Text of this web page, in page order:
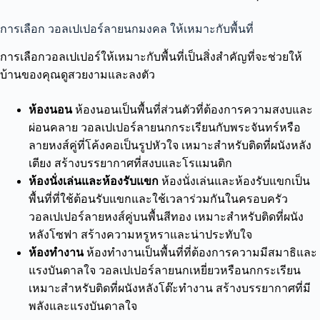
การเลือก วอลเปเปอร์ลายนกมงคล ให้เหมาะกับพื้นที่
การเลือกวอลเปเปอร์ให้เหมาะกับพื้นที่เป็นสิ่งสำคัญที่จะช่วยให้
บ้านของคุณดูสวยงามและลงตัว
ห้องนอนห้องนอนเป็นพื้นที่ส่วนตัวที่ต้องการความสงบและ
ผ่อนคลาย วอลเปเปอร์ลายนกกระเรียนกับพระจันทร์หรือ
ลายหงส์คู่ที่โค้งคอเป็นรูปหัวใจ เหมาะสำหรับติดที่ผนังหลัง
เตียง สร้างบรรยากาศที่สงบและโรแมนติก
ห้องนั่งเล่นและห้องรับแขก ห้องนั่งเล่นและห้องรับแขกเป็น
พื้นที่ที่ใช้ต้อนรับแขกและใช้เวลาร่วมกันในครอบครัว
วอลเปเปอร์ลายหงส์คู่บนพื้นสีทอง เหมาะสำหรับติดที่ผนัง
หลังโซฟา สร้างความหรูหราและน่าประทับใจ
ห้องทำงานห้องทำงานเป็นพื้นที่ที่ต้องการความมีสมาธิและ
แรงบันดาลใจ วอลเปเปอร์ลายนกเหยี่ยวหรือนกกระเรียน
เหมาะสำหรับติดที่ผนังหลังโต๊ะทำงาน สร้างบรรยากาศที่มี
พลังและแรงบันดาลใจ